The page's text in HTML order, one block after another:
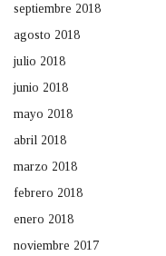
septiembre 2018
agosto 2018
julio 2018
junio 2018
mayo 2018
abril 2018
marzo 2018
febrero 2018
enero 2018
noviembre 2017